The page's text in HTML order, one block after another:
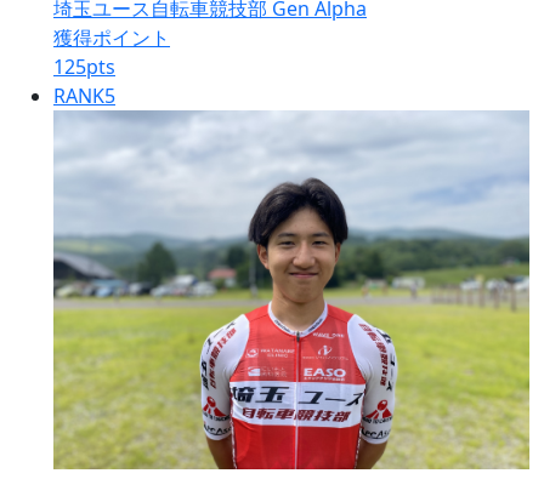
埼玉ユース自転車競技部 Gen Alpha
獲得ポイント
125pts
RANK5